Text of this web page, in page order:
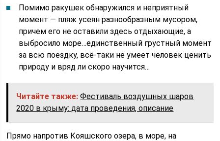
Помимо ракушек обнаружился и неприятный
момент — пляж усеян разнообразным мусором,
причем его не оставили здесь отдыхающие, а
выбросило море…единственный грустный момент
за всю поездку, всё-таки не умеет человек ценить
природу и вряд ли скоро научится…
Читайте также: Фестиваль воздушных шаров
2020 в крыму: дата проведения, описание
Прямо напротив Кояшского озера, в море, на